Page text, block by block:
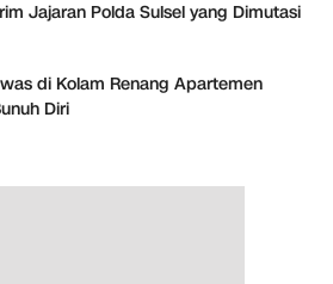
Jajaran Polda Sulsel yang Dimutasi
di Kolam Renang Apartemen
Diri